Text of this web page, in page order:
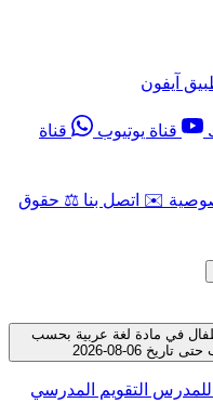
آيفون
قناة يوتيوب
قناة
✉️ اتصل بنا ⚖️ حقوق
في مادة لغة عربية بحسب
06-08-2026
التقويم المدرسي